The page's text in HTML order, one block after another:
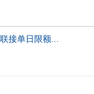
接单日限额...